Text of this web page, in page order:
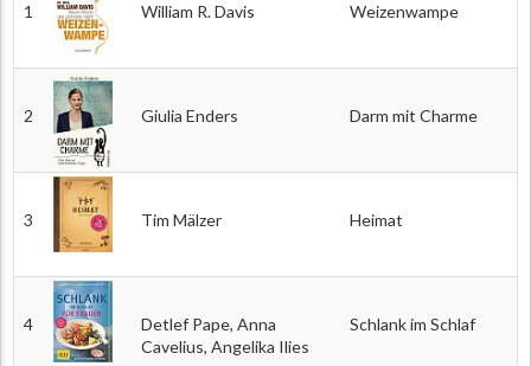
1 William R. Davis Weizenwampe
2 Giulia Enders Darm mit Charme
3 Tim Mälzer Heimat
4
Detlef Pape, Anna
Cavelius, Angelika Ilies
Schlank im Schlaf